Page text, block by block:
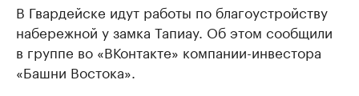
В Гвардейске идут работы по благоустройству
набережной у замка Тапиау. Об этом сообщили
в группе во «ВКонтакте» компании-инвестора
«Башни Востока».